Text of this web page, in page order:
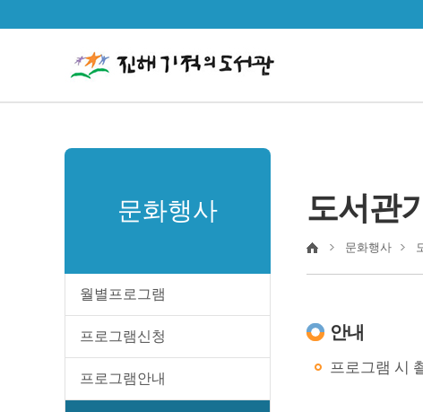
문화행사
월별프로그램
프로그램신청
프로그램안내
도서관
문화행사
안내
프로그램 시